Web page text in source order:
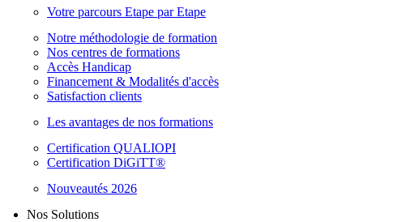
Votre parcours Etape par Etape
Notre méthodologie de formation
Nos centres de formations
Accès Handicap
Financement & Modalités d'accès
Satisfaction clients
Les avantages de nos formations
Certification QUALIOPI
Certification DiGiTT®
Nouveautés 2026
Nos Solutions